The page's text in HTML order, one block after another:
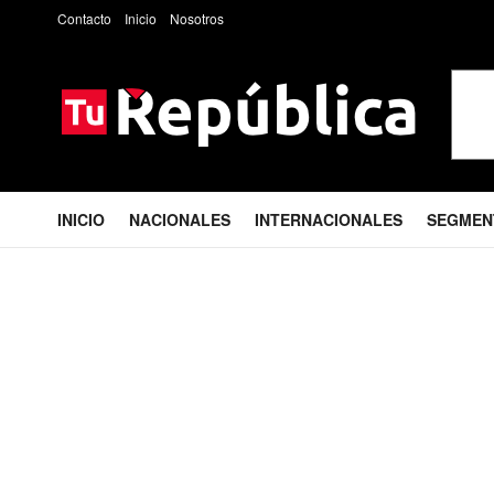
Contacto Inicio Nosotros
INICIO NACIONALES INTERNACIONALES